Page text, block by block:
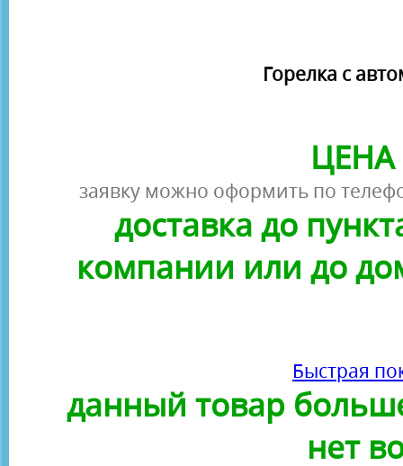
Горелка с
ЦЕНА
заявку можно оформить по
доставка до
компании или до
Быстрая
данный товар
нет